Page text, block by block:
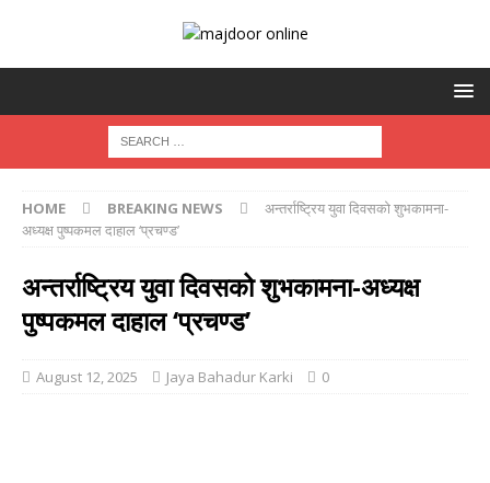
HOME BREAKING NEWS
अन्तर्राष्ट्रिय युवा दिवसको शुभकामना-
अध्यक्ष पुष्पकमल दाहाल ‘प्रचण्ड’
अन्तर्राष्ट्रिय युवा दिवसको शुभकामना-अध्यक्ष
पुष्पकमल दाहाल ‘प्रचण्ड’
August 12, 2025 Jaya Bahadur Karki 0